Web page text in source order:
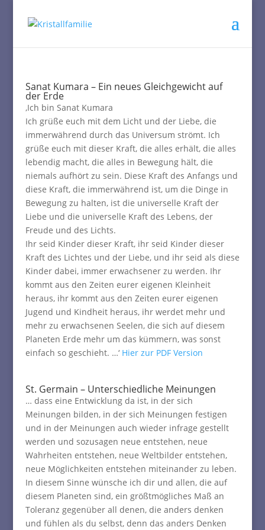
Sanat Kumara – Ein neues Gleichgewicht auf
der Erde
‚Ich bin Sanat Kumara
Ich grüße euch mit dem Licht und der Liebe, die
immerwährend durch das Universum strömt. Ich
grüße euch mit dieser Kraft, die alles erhält, die alles
lebendig macht, die alles in Bewegung hält, die
niemals aufhört zu sein. Diese Kraft des Anfangs und
diese Kraft, die immerwährend ist, um die Dinge in
Bewegung zu halten, ist die universelle Kraft der
Liebe und die universelle Kraft des Lebens, der
Freude und des Lichts.
Ihr seid Kinder dieser Kraft, ihr seid Kinder dieser
Kraft des Lichtes und der Liebe, und ihr seid als diese
Kinder dabei, immer erwachsener zu werden. Ihr
kommt aus den Zeiten eurer eigenen Kleinheit
heraus, ihr kommt aus den Zeiten eurer eigenen
Jugend und Kindheit heraus, ihr werdet mehr und
mehr zu erwachsenen Seelen, die sich auf diesem
Planeten Erde mehr um das kümmern, was sonst
einfach so geschieht. …‘ Hier zur PDF Version
St. Germain – Unterschiedliche Meinungen
… dass eine Entwicklung da ist, in der sich
Meinungen bilden, in der sich Meinungen festigen
und in der Meinungen auch wieder infrage gestellt
werden und sozusagen neue entstehen, neue
Wahrheiten entstehen, neue Weltbilder entstehen,
neue Möglichkeiten entstehen miteinander zu leben.
In diesem Sinne wünsche ich dir und allen, die auf
diesem Planeten sind, ein größtmögliches Maß an
Toleranz gegenüber all denen, die anders denken
und fühlen als du selbst, denn das anders Denken